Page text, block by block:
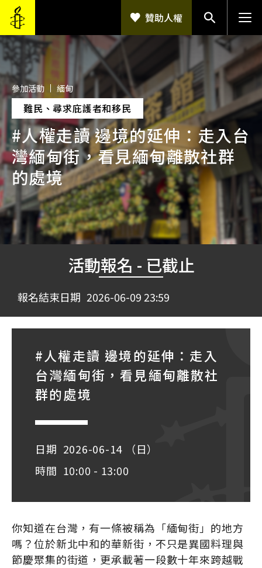
參加活動 緬甸
難民、尋求庇護者和移民
#人權走讀 邊境的延伸：走入台
灣緬甸街，看見緬甸離散社群
的處境
#人權走讀 邊境的延伸：走入
台灣緬甸街，看見緬甸離散社
群的處境
日期 2026-06-14 （日）
時間 10:00 - 13:00
你知道在台灣，有一條被稱為「緬甸街」的地方
嗎？位於新北中和的華新街，不只是異國料理與
節慶聚集的街道，更承載著一段數十年來跨越戰
活動報名 - 已截止
報名結束日期 2026-06-09 23:59
贊助人權